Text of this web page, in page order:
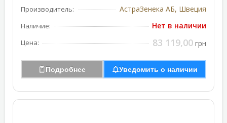
Производитель: АстраЗенека АБ, Швеция
Наличие: Нет в наличии
Цена: 83 119,00 грн
Подробнее Уведомить о наличии